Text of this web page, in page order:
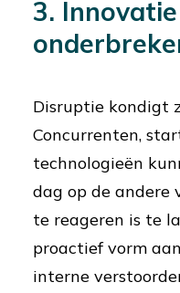
3.
Disruptie kondigt
Concurrenten,
technologieën
dag op de andere
te reageren is te
proactief vorm
interne